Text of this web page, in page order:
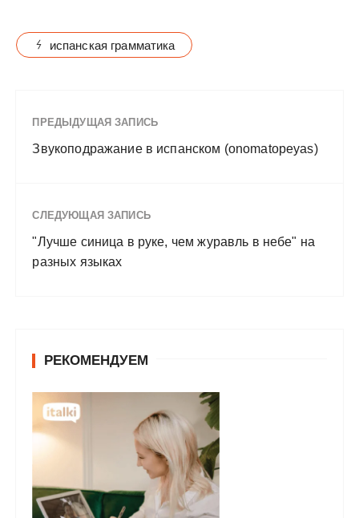
испанская грамматика
ПРЕДЫДУЩАЯ ЗАПИСЬ
Звукоподражание в испанском (onomatopeyas)
СЛЕДУЮЩАЯ ЗАПИСЬ
"Лучше синица в руке, чем журавль в небе" на
разных языках
РЕКОМЕНДУЕМ